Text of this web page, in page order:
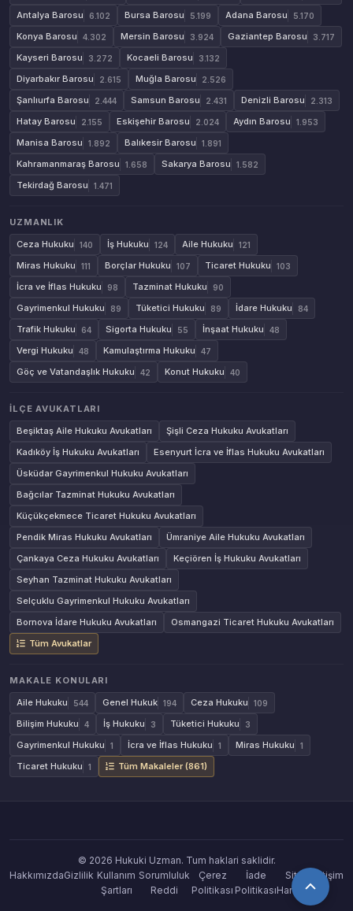
Antalya Barosu 6.102 Bursa Barosu 5.199 Adana Barosu 5.170
Konya Barosu 4.302 Mersin Barosu 3.924 Gaziantep Barosu 3.717
Kayseri Barosu 3.272 Kocaeli Barosu 3.132
Diyarbakır Barosu 2.615 Muğla Barosu 2.526
Şanlıurfa Barosu 2.444 Samsun Barosu 2.431 Denizli Barosu 2.313
Hatay Barosu 2.155 Eskişehir Barosu 2.024 Aydın Barosu 1.953
Manisa Barosu 1.892 Balıkesir Barosu 1.891
Kahramanmaraş Barosu 1.658 Sakarya Barosu 1.582
Tekirdağ Barosu 1.471
UZMANLIK
Ceza Hukuku
140 İş Hukuku 124 Aile Hukuku 121
Miras Hukuku 111 Borçlar Hukuku 107 Ticaret Hukuku 103
İcra ve İflas Hukuku 98 Tazminat Hukuku 90
Gayrimenkul Hukuku 89 Tüketici Hukuku 89 İdare Hukuku 84
Trafik Hukuku 64 Sigorta Hukuku 55 İnşaat Hukuku 48
Vergi Hukuku 48 Kamulaştırma Hukuku 47
Göç ve Vatandaşlık Hukuku 42 Konut Hukuku 40
İLÇE AVUKATLARI
Beşiktaş Aile Hukuku Avukatları
Şişli Ceza Hukuku Avukatları
Kadıköy İş Hukuku Avukatları
Esenyurt İcra ve İflas Hukuku Avukatları
Üsküdar Gayrimenkul Hukuku Avukatları
Bağcılar Tazminat Hukuku Avukatları
Küçükçekmece Ticaret Hukuku Avukatları
Pendik Miras Hukuku Avukatları
Ümraniye Aile Hukuku Avukatları
Çankaya Ceza Hukuku Avukatları
Keçiören İş Hukuku Avukatları
Seyhan Tazminat Hukuku Avukatları
Selçuklu Gayrimenkul Hukuku Avukatları
Bornova İdare Hukuku Avukatları
Osmangazi Ticaret Hukuku Avukatları
Tüm Avukatlar
MAKALE KONULARI
Aile Hukuku
544 Genel Hukuk 194 Ceza Hukuku 109
Bilişim Hukuku 4 İş Hukuku 3 Tüketici Hukuku 3
Gayrimenkul Hukuku 1 İcra ve İflas Hukuku 1 Miras Hukuku 1
Ticaret Hukuku 1 Tüm Makaleler (861)
© 2026 Hukuki Uzman. Tum haklari saklidir.
HakkımızdaGizlilik Kullanım
Şartları
Sorumluluk
Reddi
Çerez
Politikası
İade
Politikası
Site
Haritası
İletişim